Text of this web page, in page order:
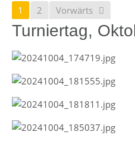
1 2 Vorwärts
Turniertag,